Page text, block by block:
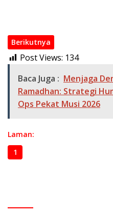
Berikutnya
Post Views: 134
Baca Juga : Menjaga
Ramadhan: Strategi
Ops Pekat Musi 2026
Laman:
1